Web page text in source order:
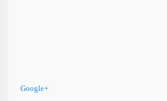
Google+